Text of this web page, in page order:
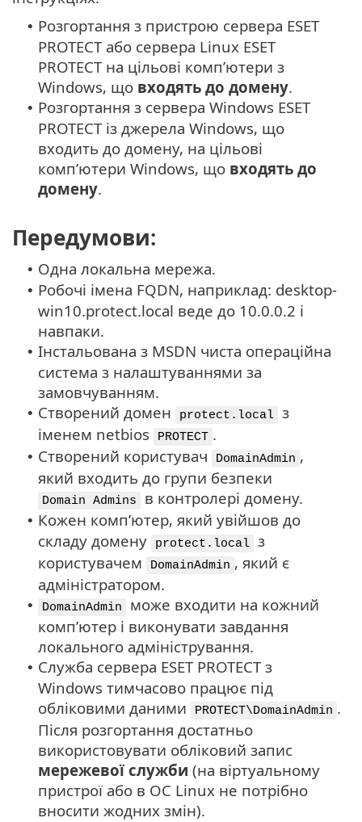
• Розгортання з пристрою сервера ESET
PROTECT або сервера Linux ESET
PROTECT на цільові комп’ютери з
Windows, що входять до домену.
• Розгортання з сервера Windows ESET
PROTECT із джерела Windows, що
входить до домену, на цільові
комп’ютери Windows, що входять до
домену.
Передумови:
• Одна локальна мережа.
• Робочі імена FQDN, наприклад: desktop-
win10.protect.local веде до 10.0.0.2 і
навпаки.
• Інстальована з MSDN чиста операційна
система з налаштуваннями за
замовчуванням.
• Створений домен protect.local
з
іменем netbios
PROTECT .
• Створений користувач DomainAdmin ,
який входить до групи безпеки
Domain Admins в контролері домену.
• Кожен комп’ютер, який увійшов до
складу домену
protect.local
з
користувачем
DomainAdmin , який є
адміністратором.
• DomainAdmin
може входити на кожний
комп’ютер і виконувати завдання
локального адміністрування.
• Служба сервера ESET PROTECT з
Windows тимчасово працює під
обліковими даними
PROTECT\DomainAdmin .
Після розгортання достатньо
використовувати обліковий запис
мережевої служби (на віртуальному
пристрої або в ОС Linux не потрібно
вносити жодних змін).